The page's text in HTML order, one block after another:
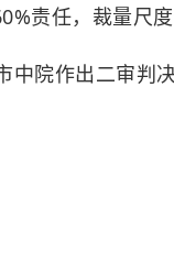
责任，裁量尺度
院作出二审判